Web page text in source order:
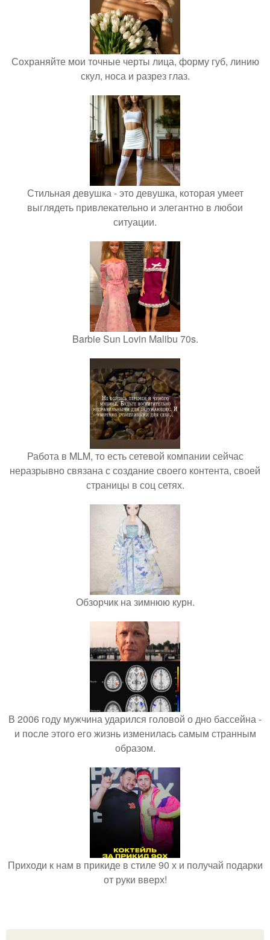
Сохраняйте мои точные черты лица, форму губ, линию
скул, носа и разрез глаз.
Стильная девушка - это девушка, которая умеет
выглядеть привлекательно и элегантно в любои
ситуации.
Barbie Sun Lovin Malibu 70s.
Работа в MLM, то есть сетевой компании сейчас
неразрывно связана с создание своего контента, своей
страницы в соц сетях.
Обзорчик на зимнюю курн.
В 2006 году мужчина ударился головой о дно бассейна -
и после этого его жизнь изменилась самым странным
образом.
Приходи к нам в прикиде в стиле 90 х и получай подарки
от руки вверх!